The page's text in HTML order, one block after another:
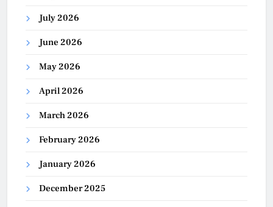
July 2026
June 2026
May 2026
April 2026
March 2026
February 2026
January 2026
December 2025